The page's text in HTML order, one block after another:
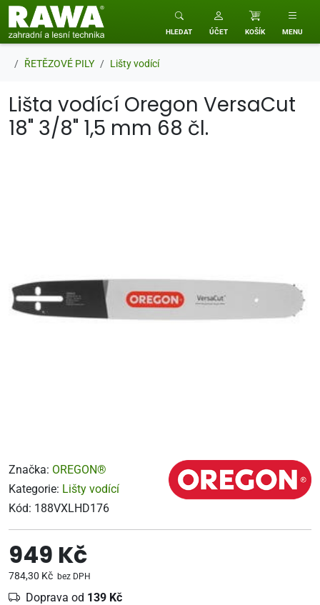
RAWA zahradní a lesní technika
HLEDAT ÚČET KOŠÍK MENU
ŘETĚZOVÉ PILY Lišty vodící
Lišta vodící Oregon VersaCut
18" 3/8" 1,5 mm 68 čl.
Značka: OREGON®
Kategorie: Lišty vodící
Kód: 188VXLHD176
949 Kč
784,30 Kč bez DPH
Doprava od 139 Kč